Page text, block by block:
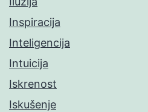
Inspiracija
Inteligencija
Intuicija
Iskrenost
Iskušenje